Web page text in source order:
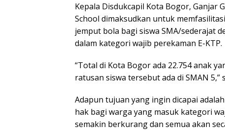
Kepala Disdukcapil Kota Bogor, Ganjar
School dimaksudkan untuk
jemput bola bagi siswa SMA/sederajat
dalam kategori wajib perekaman E-KTP.
“Total di Kota Bogor ada 22.754 anak
ratusan siswa tersebut ada di SMAN 5,”
Adapun tujuan yang ingin dicapai
hak bagi warga yang masuk kategori
semakin berkurang dan semua akan